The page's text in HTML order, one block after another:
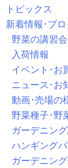
トピックス
新着情報･ブ
野菜の講習会
入荷情報
イベント･お
ニュース･お
動画･売場の
野菜種子･野
ガーデニン
ハンギング
ガーデニン